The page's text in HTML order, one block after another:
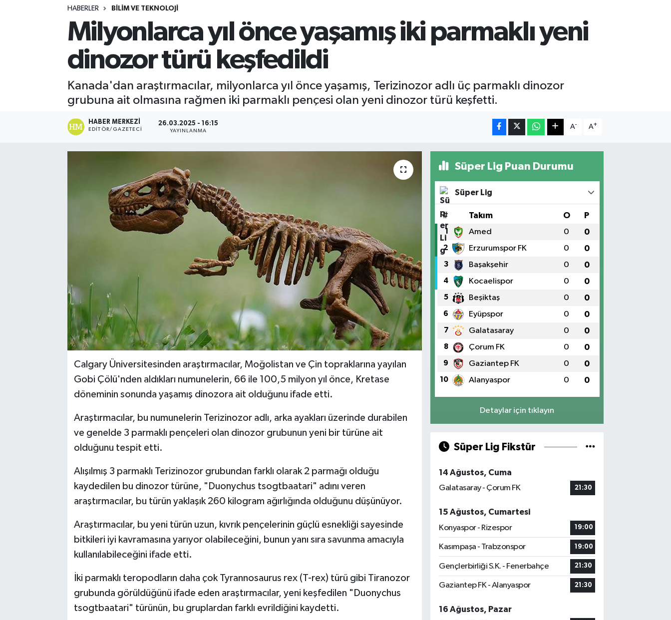
HABERLER BILIM VE TEKNOLOJI
Milyonlarca yıl önce yaşamış iki parmaklı yeni
dinozor türü keşfedildi
Kanada'dan araştırmacılar, milyonlarca yıl önce yaşamış, Terizinozor adlı üç parmaklı dinozor
grubuna ait olmasına rağmen iki parmaklı pençesi olan yeni dinozor türü keşfetti.
HABER MERKEZI
EDITÖR/GAZETECI
26.03.2025 - 16:15
YAYINLANMA
A- A+
Calgary Üniversitesinden araştırmacılar, Moğolistan ve Çin topraklarına yayılan
Gobi Çölü'nden aldıkları numunelerin, 66 ile 100,5 milyon yıl önce, Kretase
döneminin sonunda yaşamış dinozora ait olduğunu ifade etti.
Araştırmacılar, bu numunelerin Terizinozor adlı, arka ayakları üzerinde durabilen
ve genelde 3 parmaklı pençeleri olan dinozor grubunun yeni bir türüne ait
olduğunu tespit etti.
Alışılmış 3 parmaklı Terizinozor grubundan farklı olarak 2 parmağı olduğu
kaydedilen bu dinozor türüne, "Duonychus tsogtbaatari" adını veren
araştırmacılar, bu türün yaklaşık 260 kilogram ağırlığında olduğunu düşünüyor.
Araştırmacılar, bu yeni türün uzun, kıvrık pençelerinin güçlü esnekliği sayesinde
bitkileri iyi kavramasına yarıyor olabileceğini, bunun yanı sıra savunma amacıyla
kullanılabileceğini ifade etti.
İki parmaklı teropodların daha çok Tyrannosaurus rex (T-rex) türü gibi Tiranozor
grubunda görüldüğünü ifade eden araştırmacılar, yeni keşfedilen "Duonychus
tsogtbaatari" türünün, bu gruplardan farklı evrildiğini kaydetti.
Süper Lig Puan Durumu
Süper Lig
# Takım O P
1 Amed 0 0
2 Erzurumspor FK 0 0
3 Başakşehir 0 0
4 Kocaelispor 0 0
5 Beşiktaş 0 0
6 Eyüpspor 0 0
7 Galatasaray 0 0
8 Çorum FK 0 0
9 Gaziantep FK 0 0
10 Alanyaspor 0 0
Detaylar için tıklayın
Süper Lig Fikstür
14 Ağustos, Cuma
Galatasaray - Çorum FK
21:30
15 Ağustos, Cumartesi
Konyaspor - Rizespor
19:00
Kasımpaşa - Trabzonspor 19:00
Gençlerbirliği S.K. - Fenerbahçe 21:30
Gaziantep FK - Alanyaspor 21:30
16 Ağustos, Pazar
Kültür - Sanat
Lider Haber TV Canlı Yayın izle